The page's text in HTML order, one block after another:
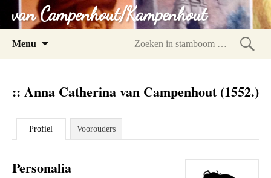
van Campenhout/Kampenhout
Menu
:: Anna Catherina van Campenhout (1552.)
Profiel Voorouders
Personalia